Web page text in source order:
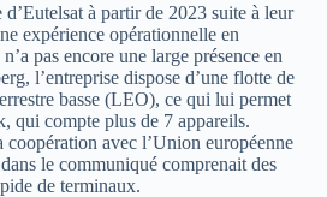
à partir de 2023 suite à leur
expérience opérationnelle en
pas encore une large présence en
l’entreprise dispose d’une flotte de
basse (LEO), ce qui lui permet
qui compte plus de 7 appareils.
coopération avec l’Union européenne
le communiqué comprenait des
de terminaux.